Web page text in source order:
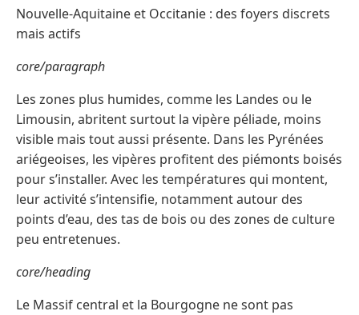
Nouvelle-Aquitaine et Occitanie : des foyers discrets
mais actifs
core/paragraph
Les zones plus humides, comme les Landes ou le
Limousin, abritent surtout la vipère péliade, moins
visible mais tout aussi présente. Dans les Pyrénées
ariégeoises, les vipères profitent des piémonts boisés
pour s’installer. Avec les températures qui montent,
leur activité s’intensifie, notamment autour des
points d’eau, des tas de bois ou des zones de culture
peu entretenues.
core/heading
Le Massif central et la Bourgogne ne sont pas